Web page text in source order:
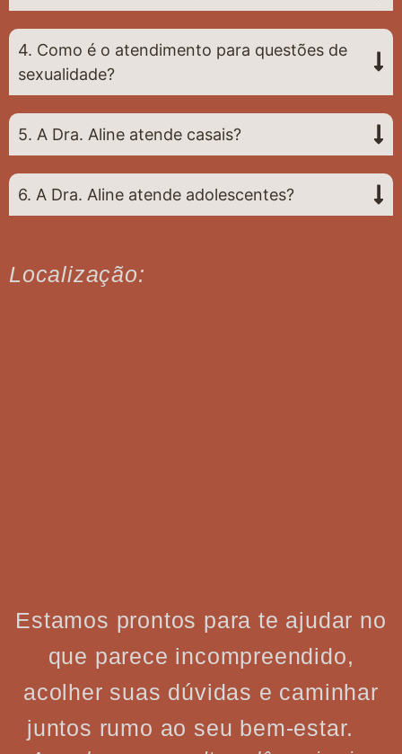
4. Como é o atendimento para questões de
sexualidade?
5. A Dra. Aline atende casais?
6. A Dra. Aline atende adolescentes?
Localização:
Estamos prontos para te ajudar no
que parece incompreendido,
acolher suas dúvidas e caminhar
juntos rumo ao seu bem-estar.